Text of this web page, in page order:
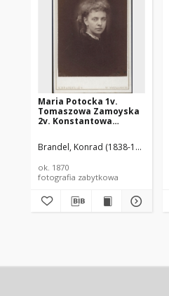
Maria Potocka 1v.
Tomaszowa Zamoyska
2v. Konstantowa
Brandel, Konrad (1838-1920)
ok. 1870
fotografia zabytkowa